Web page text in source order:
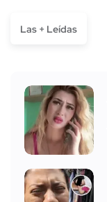
Las + Leídas